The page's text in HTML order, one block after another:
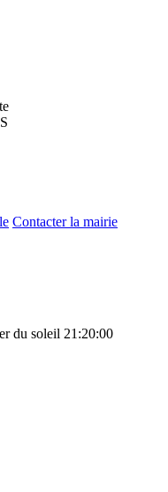
Contacter la mairie
du soleil 21:20:00